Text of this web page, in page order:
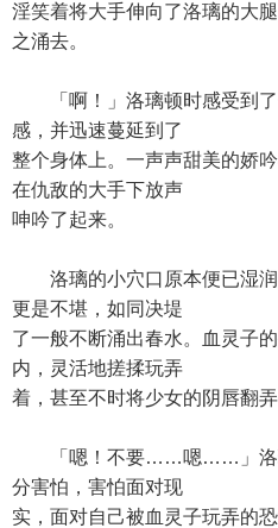
淫笑着将大手伸向了洛璃的大
之涌去。
「啊！」洛璃顿时感受到了
感，并迅速蔓延到了
整个身体上。一声声甜美的娇
在仇敌的大手下放声
呻吟了起来。
洛璃的小穴口原本便已湿润
更是不堪，如同决堤
了一般不断涌出春水。血灵子
内，灵活地搓揉玩弄
着，甚至不时将少女的阴唇翻弄
「嗯！不要……嗯……」洛璃
分害怕，害怕面对现
实，面对自己被血灵子玩弄的恐